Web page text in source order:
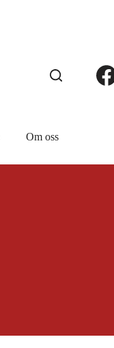
Om oss